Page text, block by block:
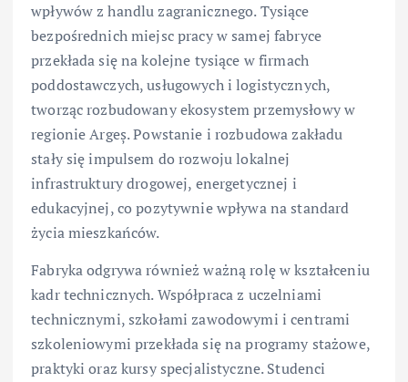
wpływów z handlu zagranicznego. Tysiące
bezpośrednich miejsc pracy w samej fabryce
przekłada się na kolejne tysiące w firmach
poddostawczych, usługowych i logistycznych,
tworząc rozbudowany ekosystem przemysłowy w
regionie Argeș. Powstanie i rozbudowa zakładu
stały się impulsem do rozwoju lokalnej
infrastruktury drogowej, energetycznej i
edukacyjnej, co pozytywnie wpływa na standard
życia mieszkańców.
Fabryka odgrywa również ważną rolę w kształceniu
kadr technicznych. Współpraca z uczelniami
technicznymi, szkołami zawodowymi i centrami
szkoleniowymi przekłada się na programy stażowe,
praktyki oraz kursy specjalistyczne. Studenci